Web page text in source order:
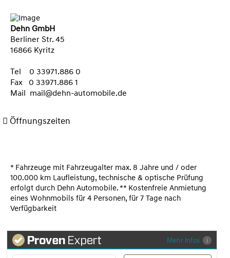
Dehn GmbH
Berliner Str. 45
16866 Kyritz
Tel 0 33971.886 0
Fax 0 33971.886 1
Mail mail@dehn-automobile.de
Öffnungszeiten
* Fahrzeuge mit Fahrzeugalter max. 8 Jahre und / oder
100.000 km Laufleistung, technische & optische Prüfung
erfolgt durch Dehn Automobile. ** Kostenfreie Anmietung
eines Wohnmobils für 4 Personen, für 7 Tage nach
Verfügbarkeit
Mehr Infos